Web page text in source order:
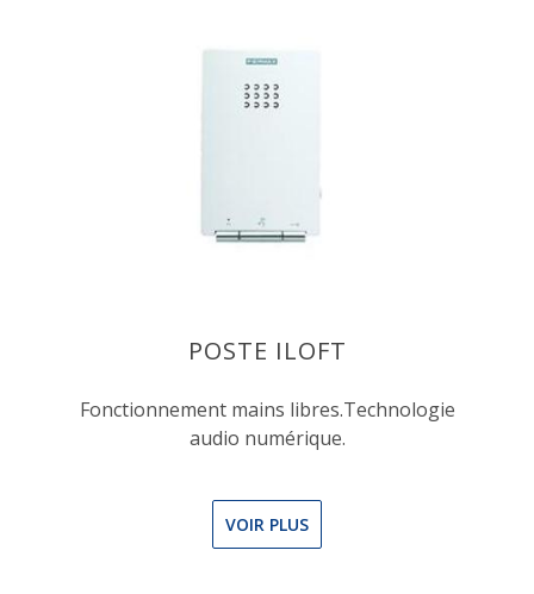
POSTE ILOFT
Fonctionnement mains libres.Technologie
audio numérique.
VOIR PLUS